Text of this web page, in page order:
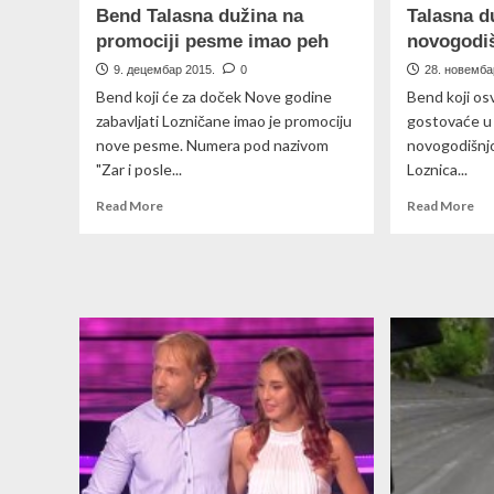
Bend Talasna dužina na
promociji pesme imao peh
9. децембар 2015. 0
Bend koji će za doček Nove godine
zabavljati Lozničane imao je promociju
nove pesme. Numera pod nazivom
"Zar i posle...
Read MoreRead
na
promociji
pesme
imao
peh
Talasna
28.
Bend koji
gostovaće u
Loznica...
Read More